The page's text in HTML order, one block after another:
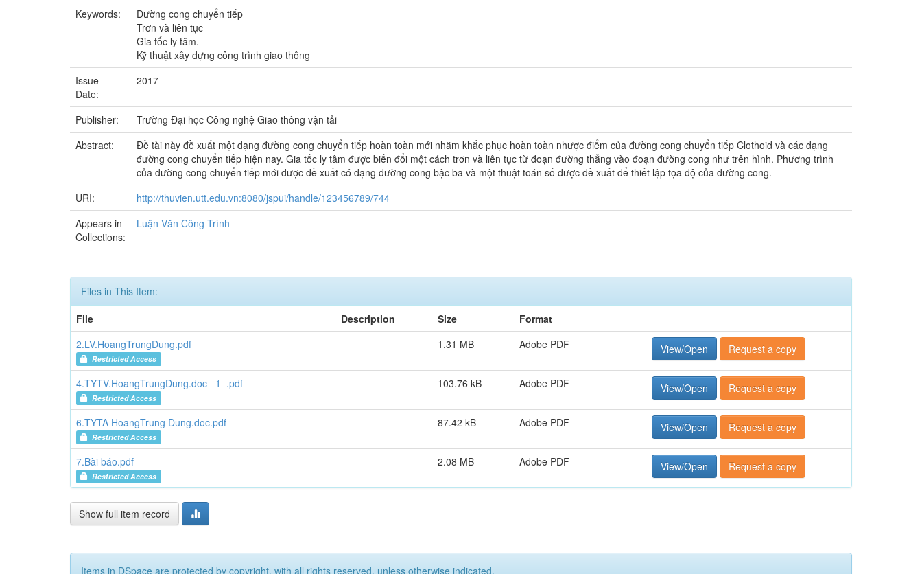
Keywords:
Đường cong chuyển tiếp
Trơn và liên tục
Gia tốc ly tâm.
Kỹ thuật xây dựng công trình giao thông
Issue
Date:
2017
Publisher:
Trường Đại học Công nghệ Giao thông vận tải
Abstract:
Đề tài này đề xuất một dạng đường cong chuyển tiếp hoàn toàn mới nhằm khắc phục hoàn toàn nhược điểm của đường cong chuyển tiếp Clothoid và các dạng
đường cong chuyển tiếp hiện nay. Gia tốc ly tâm được biến đổi một cách trơn và liên tục từ đoạn đường thẳng vào đoạn đường cong như trên hình. Phương trình
của đường cong chuyển tiếp mới được đề xuất có dạng đường cong bậc ba và một thuật toán số được đề xuất để thiết lập tọa độ của đường cong.
URI:
http://thuvien.utt.edu.vn:8080/jspui/handle/123456789/744
Appears in
Collections:
Luận Văn Công Trình
Files in This Item:
File
Description Size
Format
2.LV.HoangTrungDung.pdf
Restricted Access
1.31 MB Adobe PDF View/Open Request a copy
4.TYTV.HoangTrungDung.doc _1_.pdf
Restricted Access
103.76 kB Adobe PDF View/Open Request a copy
6.TYTA HoangTrung Dung.doc.pdf
Restricted Access
87.42 kB Adobe PDF View/Open Request a copy
7.Bài báo.pdf
Restricted Access
2.08 MB Adobe PDF View/Open Request a copy
Show full item record
Items in DSpace are protected by copyright, with all rights reserved, unless otherwise indicated.